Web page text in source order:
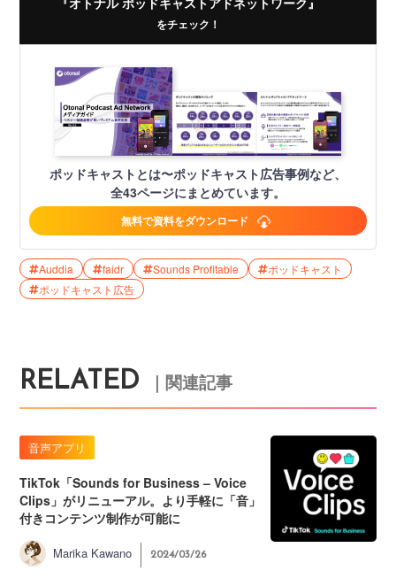
をチェック！
ポッドキャストとは〜ポッドキャスト広告事例など、
全43ページにまとめています。
無料で資料をダウンロード
Auddia faidr Sounds Profitable
ポッドキャスト
ポッドキャスト広告
RELATED ｜関連記事
音声アプリ
TikTok「Sounds for Business – Voice
Clips」がリニューアル。より手軽に「音」
付きコンテンツ制作が可能に
Marika Kawano 2024/03/26